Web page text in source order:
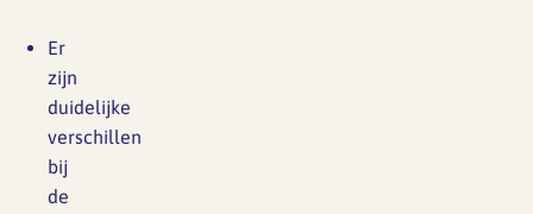
Er
zijn
duidelijke
verschillen
bij
de